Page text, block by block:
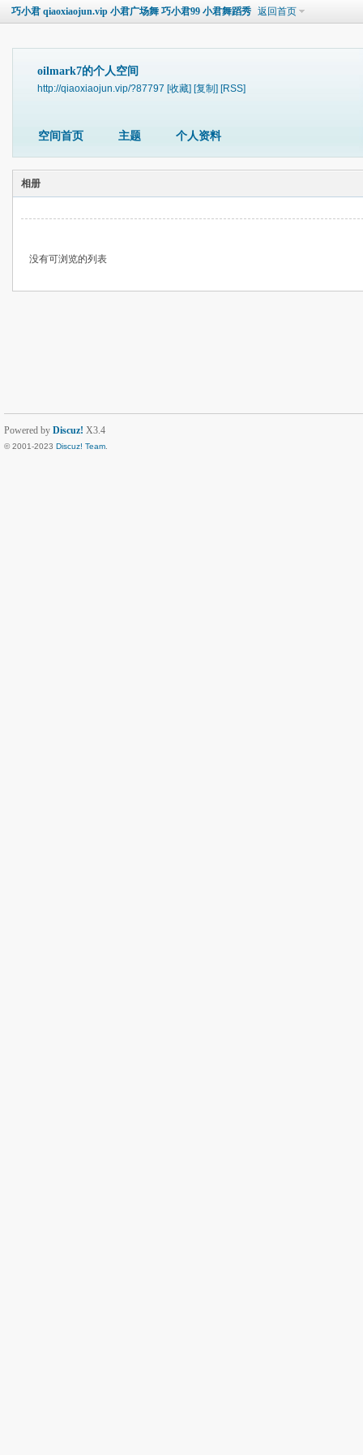
巧小君 qiaoxiaojun.vip 小君广场舞 巧小君99 小君舞蹈秀 返回首页
oilmark7的个人空间
http://qiaoxiaojun.vip/?87797 [收藏] [复制] [RSS]
空间首页 主题 个人资料
相册
没有可浏览的列表
Powered by Discuz! X3.4
© 2001-2023 Discuz! Team